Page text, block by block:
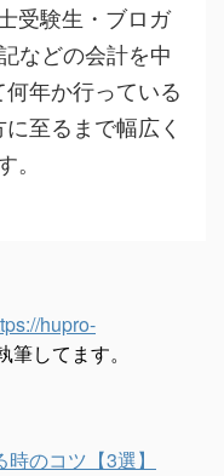
受験生・ブロガ
などの会計を中
年か行っている
至るまで幅広く
hupro-
筆してます。
のコツ【3選】